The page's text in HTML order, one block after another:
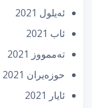
ئه‌یلول 2021
ئاب 2021
تەممووز 2021
حوزه‌یران 2021
ئایار 2021